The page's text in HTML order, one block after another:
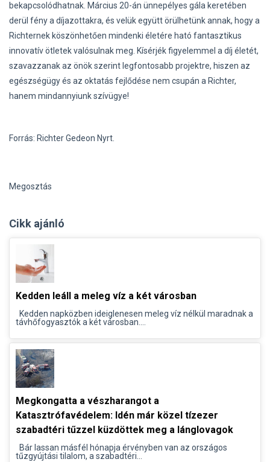
bekapcsolódhatnak. Március 20-án ünnepélyes gála keretében
derül fény a díjazottakra, és velük együtt örülhetünk annak, hogy a
Richternek köszönhetően mindenki életére ható fantasztikus
innovatív ötletek valósulnak meg. Kísérjék figyelemmel a díj életét,
szavazzanak az önök szerint legfontosabb projektre, hiszen az
egészségügy és az oktatás fejlődése nem csupán a Richter,
hanem mindannyiunk szívügye!
Forrás: Richter Gedeon Nyrt.
Megosztás
Cikk ajánló
Kedden leáll a meleg víz a két városban
Kedden napközben ideiglenesen meleg víz nélkül maradnak a
távhőfogyasztók a két városban....
Megkongatta a vészharangot a
Katasztrófavédelem: Idén már közel tízezer
szabadtéri tűzzel küzdöttek meg a lánglovagok
Bár lassan másfél hónapja érvényben van az országos
tűzgyújtási tilalom, a szabadtéri...